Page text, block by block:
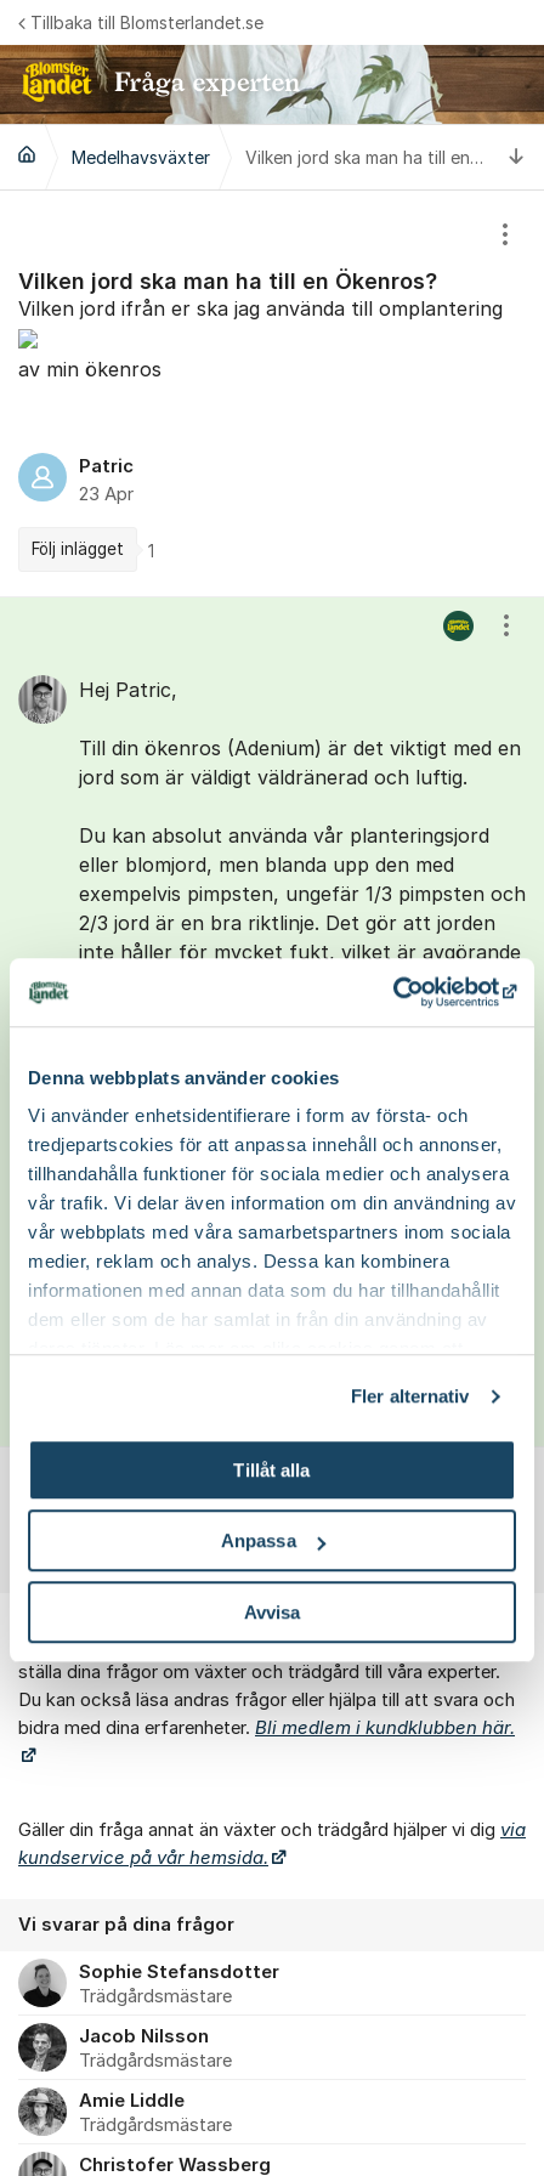
Denna webbplats använder cookies
Vi använder enhetsidentifierare i form av första- och
tredjepartscokies för att anpassa innehåll och annonser,
tillhandahålla funktioner för sociala medier och analysera
vår trafik. Vi delar även information om din användning av
vår webbplats med våra samarbetspartners inom sociala
medier, reklam och analys. Dessa kan kombinera
informationen med annan data som du har tillhandahållit
dem eller som de har samlat in från din användning av
Fler alternativ
Tillåt alla
Anpassa
Avvisa
Hoppa till innehåll
Tillbaka till Blomsterlandet.se
Medelhavsväxter Vilken jord ska man ha till en Ökenros?
Vilken jord ska man ha till en Ökenros?
Vilken jord ifrån er ska jag använda till omplantering
av min ökenros
Patric
23 Apr
Följ inlägget 1
Hej Patric,
Till din ökenros (Adenium) är det viktigt med en
jord som är väldigt väldränerad och luftig.
Du kan absolut använda vår planteringsjord
eller blomjord, men blanda upp den med
exempelvis pimpsten, ungefär 1/3 pimpsten och
2/3 jord är en bra riktlinje. Det gör att jorden
inte håller för mycket fukt, vilket är avgörande
naturligt mer porös, dränerar bra och
ökenrosen fint. För mycket näring kan faktiskt
ge motsatt effekt och stressa plantan istället
för att hjälpa den att växa.
Tänk också på att krukan ska ha bra
dräneringshål.
Lycka till! 🌿
Trädgårdsmästare
För att skriva din fråga i forumet behöver du logga in i
Blomsterlandets kundklubb.Logga in här.
Här kan du som är medlem i Blomsterlandets kundklubb
ställa dina frågor om växter och trädgård till våra experter.
Du kan också läsa andras frågor eller hjälpa till att svara och
bidra med dina erfarenheter. Bli medlem i kundklubben här.
Gäller din fråga annat än växter och trädgård hjälper vi dig via
kundservice på vår hemsida.
Vi svarar på dina frågor
Sophie Stefansdotter
Trädgårdsmästare
Jacob Nilsson
Trädgårdsmästare
Amie Liddle
Trädgårdsmästare
Christofer Wassberg